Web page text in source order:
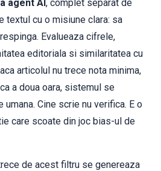
agent AI, complet separat de
textul cu o misiune clara: sa
Evalueaza cifrele,
editoriala si similaritatea cu
articolul nu trece nota minima,
a doua oara, sistemul se
Cine scrie nu verifica. E o
care scoate din joc bias-ul de
de acest filtru se genereaza